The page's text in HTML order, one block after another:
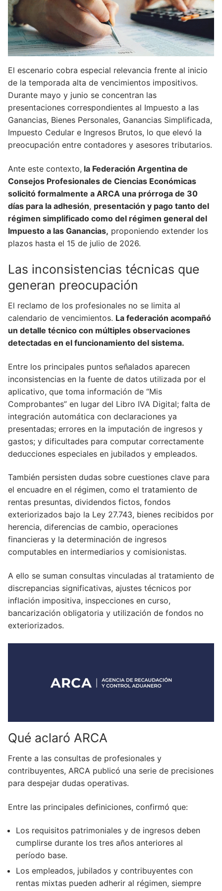
El escenario cobra especial relevancia frente al inicio
de la temporada alta de vencimientos impositivos.
Durante mayo y junio se concentran las
presentaciones correspondientes al Impuesto a las
Ganancias, Bienes Personales, Ganancias Simplificada,
Impuesto Cedular e Ingresos Brutos, lo que elevó la
preocupación entre contadores y asesores tributarios.
Ante este contexto, la Federación Argentina de
Consejos Profesionales de Ciencias Económicas
solicitó formalmente a ARCA una prórroga de 30
días para la adhesión, presentación y pago tanto del
régimen simplificado como del régimen general del
Impuesto a las Ganancias, proponiendo extender los
plazos hasta el 15 de julio de 2026.
Las inconsistencias técnicas que
generan preocupación
El reclamo de los profesionales no se limita al
calendario de vencimientos. La federación acompañó
un detalle técnico con múltiples observaciones
detectadas en el funcionamiento del sistema.
Entre los principales puntos señalados aparecen
inconsistencias en la fuente de datos utilizada por el
aplicativo, que toma información de “Mis
Comprobantes” en lugar del Libro IVA Digital; falta de
integración automática con declaraciones ya
presentadas; errores en la imputación de ingresos y
gastos; y dificultades para computar correctamente
deducciones especiales en jubilados y empleados.
También persisten dudas sobre cuestiones clave para
el encuadre en el régimen, como el tratamiento de
rentas presuntas, dividendos fictos, fondos
exteriorizados bajo la Ley 27.743, bienes recibidos por
herencia, diferencias de cambio, operaciones
financieras y la determinación de ingresos
computables en intermediarios y comisionistas.
A ello se suman consultas vinculadas al tratamiento de
discrepancias significativas, ajustes técnicos por
inflación impositiva, inspecciones en curso,
bancarización obligatoria y utilización de fondos no
exteriorizados.
Qué aclaró ARCA
Frente a las consultas de profesionales y
contribuyentes, ARCA publicó una serie de precisiones
para despejar dudas operativas.
Entre las principales definiciones, confirmó que:
Los requisitos patrimoniales y de ingresos deben
cumplirse durante los tres años anteriores al
período base.
Los empleados, jubilados y contribuyentes con
rentas mixtas pueden adherir al régimen, siempre